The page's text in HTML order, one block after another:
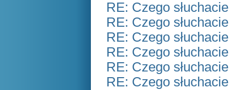
RE: Czego
RE: Czego
RE: Czego
RE: Czego
RE: Czego
RE: Czego